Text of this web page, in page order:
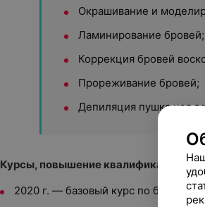
Окрашивание и
Ламинирование бровей;
Коррекция бровей
Прореживание бровей;
Депиляция пушка над
Курсы, повышение квалификации:
2020 г. — базовый курс по бровям,